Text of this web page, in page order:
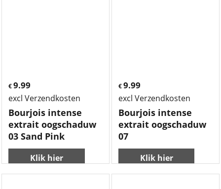
€ 9.99
excl Verzendkosten
Bourjois intense
extrait oogschaduw
03 Sand Pink
Klik hier
€9.99
excl Verzendkosten
Bourjois intense
extrait oogschaduw
07
Klik hier